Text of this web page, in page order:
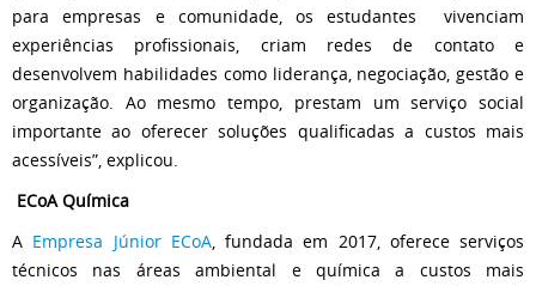
para empresas e comunidade, os estudantes vivenciam
experiências profissionais, criam redes de contato e
desenvolvem habilidades como liderança, negociação, gestão e
organização. Ao mesmo tempo, prestam um serviço social
importante ao oferecer soluções qualificadas a custos mais
acessíveis”, explicou.
ECoA Química
A Empresa Júnior ECoA, fundada em 2017, oferece serviços
técnicos nas áreas ambiental e química a custos mais